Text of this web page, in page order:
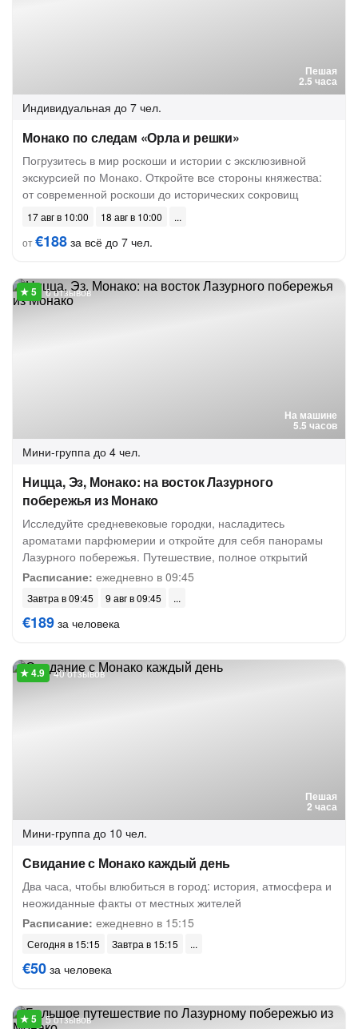
Пешая
2.5 часа
Индивидуальная до 7 чел.
Монако по следам «Орла и решки»
Погрузитесь в мир роскоши и истории с эксклюзивной
экскурсией по Монако. Откройте все стороны княжества:
от современной роскоши до исторических сокровищ
17 авг в 10:00
18 авг в 10:00
от€188 за всё до 7 чел.
На машине
5.5 часов
6 отзывов
Мини-группа до 4 чел.
Ницца, Эз, Монако: на восток Лазурного
побережья из Монако
Исследуйте средневековые городки, насладитесь
ароматами парфюмерии и откройте для себя панорамы
Лазурного побережья. Путешествие, полное открытий
Расписание: ежедневно в 09:45
Завтра в 09:45 9 авг в 09:45
€189 за человека
Пешая
2 часа
40 отзывов
Мини-группа до 10 чел.
Свидание с Монако каждый день
Два часа, чтобы влюбиться в город: история, атмосфера и
неожиданные факты от местных жителей
Расписание: ежедневно в 15:15
Сегодня в 15:15 Завтра в 15:15
€50 за человека
5 отзывов